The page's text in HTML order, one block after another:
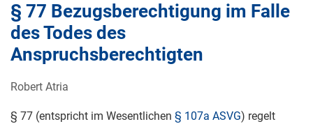
§ 77 Bezugsberechtigung im Falle
des Todes des
Anspruchsberechtigten
Robert Atria
§ 77 (entspricht im Wesentlichen § 107a ASVG) regelt